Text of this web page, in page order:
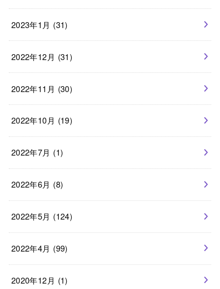
2023年1月 (31)
2022年12月 (31)
2022年11月 (30)
2022年10月 (19)
2022年7月 (1)
2022年6月 (8)
2022年5月 (124)
2022年4月 (99)
2020年12月 (1)